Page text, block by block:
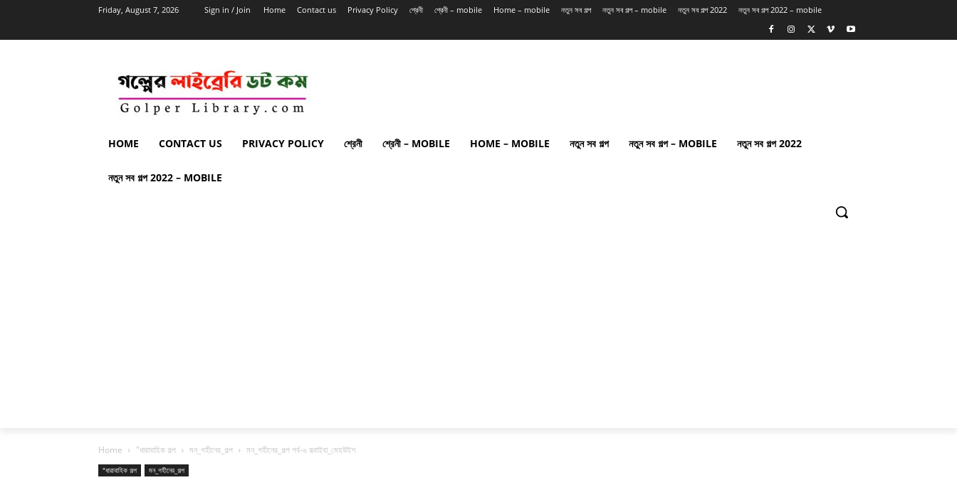
Friday, August 7, 2026 Sign in / Join Home Contact us Privacy Policy শ্রেনী শ্রেনী – mobile Home – mobile নতুন সব গল্প নতুন সব গল্প – mobile নতুন সব গল্প 2022 নতুন সব গল্প 2022 – mobile
HOME CONTACT US PRIVACY POLICY শ্রেনী শ্রেনী – MOBILE HOME – MOBILE নতুন সব গল্প নতুন সব গল্প – MOBILE নতুন সব গল্প 2022
নতুন সব গল্প 2022 – MOBILE
Home "ধারাবাহিক গল্প মন_গহীনের_গল্প মন_গহীনের_গল্প পর্ব-৬ রূবাইবা_মেহউইশ
"ধারাবাহিক গল্প মন_গহীনের_গল্প